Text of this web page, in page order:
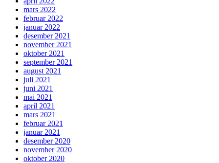
mars 2022
februar 2022
januar 2022
desember 2021
november 2021
oktober 2021
september 2021
august 2021
juli 2021
juni 2021
mai 2021
april 2021
mars 2021
februar 2021
januar 2021
desember 2020
november 2020
oktober 2020